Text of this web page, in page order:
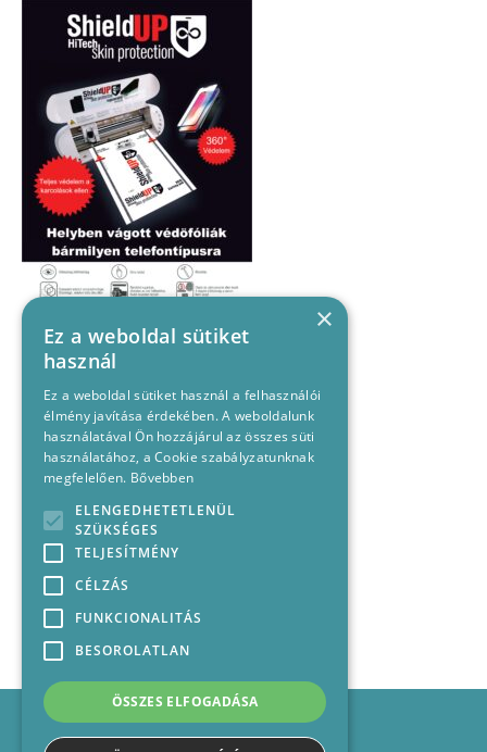
Impresszum
Médiajánlat
×
Ez a weboldal sütiket
használ
Ez a weboldal sütiket használ a felhasználói
élmény javítása érdekében. A weboldalunk
használatával Ön hozzájárul az összes süti
használatához, a Cookie szabályzatunknak
megfelelően. Bővebben
ELENGEDHETETLENÜL
SZÜKSÉGES
TELJESÍTMÉNY
CÉLZÁS
FUNKCIONALITÁS
BESOROLATLAN
ÖSSZES ELFOGADÁSA